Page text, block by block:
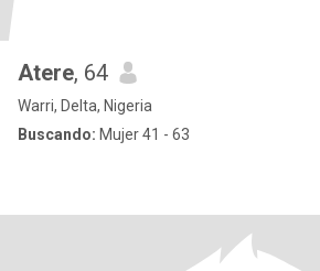
Atere, 64
Warri, Delta, Nigeria
Buscando: Mujer 41 - 63